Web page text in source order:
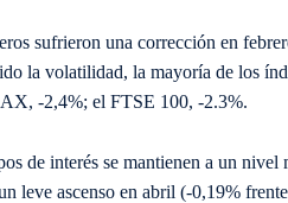
sufrieron una corrección en
la volatilidad, la mayoría de los
-2,4%; el FTSE 100, -2.3%.
de interés se mantienen a un
leve ascenso en abril (-0,19%